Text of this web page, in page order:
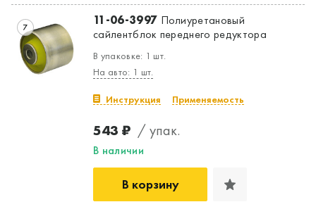
7 11-06-3997 Полиуретановый
сайлентблок переднего редуктора
В упаковке: 1 шт.
На авто: 1 шт.
Инструкция Применяемость
543 ₽ / упак.
В наличии
В корзину